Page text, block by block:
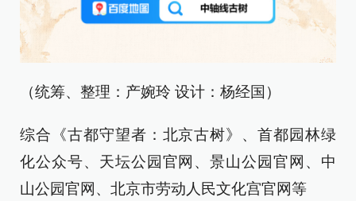
（统筹、整理：产婉玲 设计：杨经国）
综合《古都守望者：北京古树》、首都园林绿
化公众号、天坛公园官网、景山公园官网、中
山公园官网、北京市劳动人民文化宫官网等